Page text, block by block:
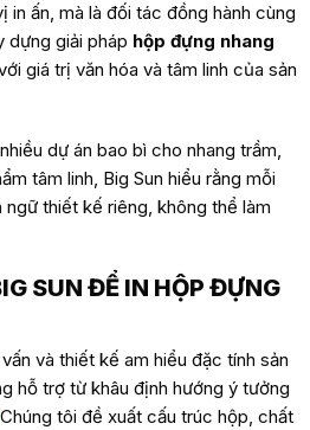
in ấn, mà là đối tác đồng hành cùng
dựng giải pháp hộp đựng nhang
giá trị văn hóa và tâm linh của sản
dự án bao bì cho nhang trầm,
tâm linh, Big Sun hiểu rằng mỗi
thiết kế riêng, không thể làm
SUN ĐỂ IN HỘP ĐỰNG
và thiết kế am hiểu đặc tính sản
hỗ trợ từ khâu định hướng ý tưởng
tôi đề xuất cấu trúc hộp, chất